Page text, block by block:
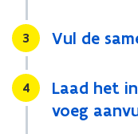
Stap
3 Vul de
Stap
4
Laad het
voeg